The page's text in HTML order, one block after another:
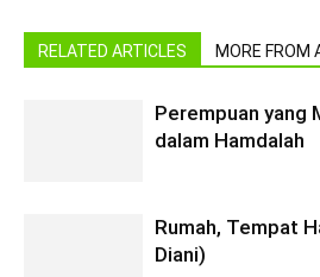
RELATED ARTICLES MORE FROM
Perempuan yang
dalam Hamdalah
Rumah, Tempat
Diani)